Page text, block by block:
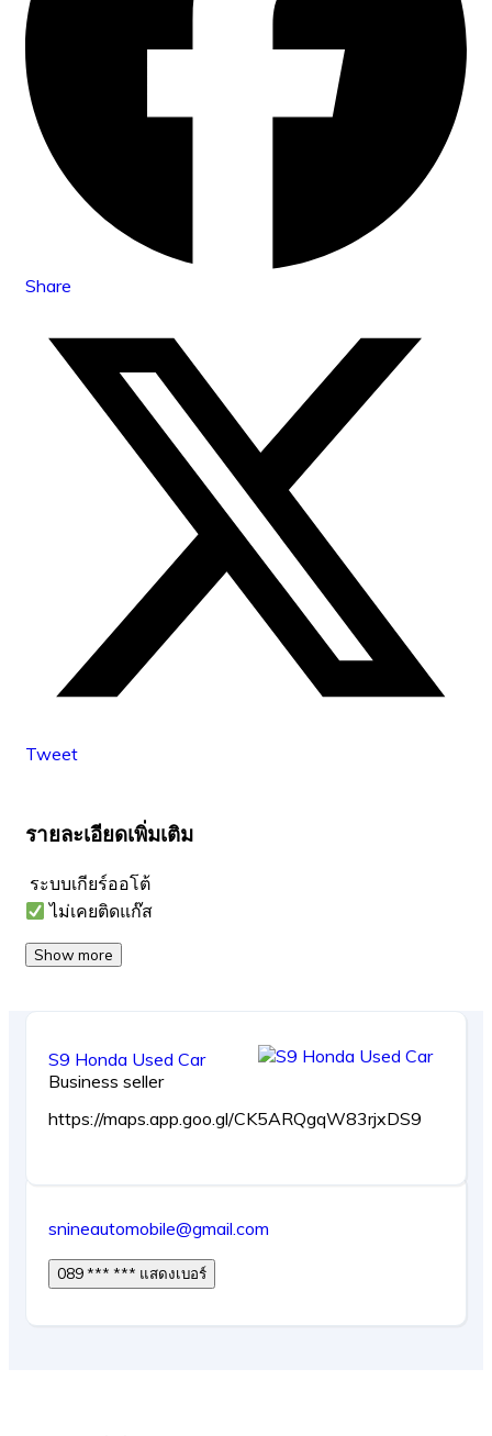
Share
Tweet
รายละเอียดเพิ่มเติม
ระบบเกียร์ออโต้
ไม่เคยติดแก๊ส
Show more
S9 Honda Used Car
Business seller
https://maps.app.goo.gl/CK5ARQgqW83rjxDS9
snineautomobile@gmail.com
089 *** *** แสดงเบอร์